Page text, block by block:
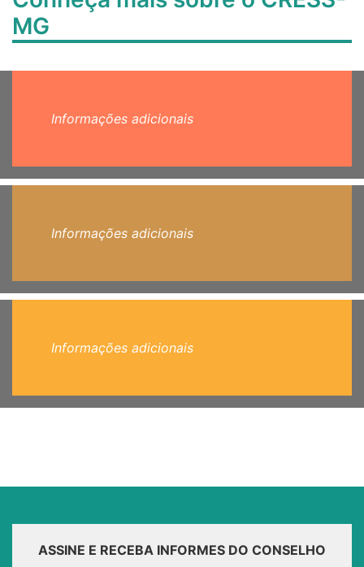
MG
Informações adicionais
Informações adicionais
Informações adicionais
ASSINE E RECEBA INFORMES DO CONSELHO